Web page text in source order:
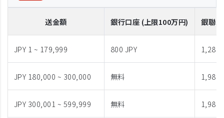
送金額 銀行口座 (上限100万円) 銀聯
JPY 1 ~ 179,999 800 JPY 1,280
JPY 180,000 ~ 300,000 無料 1,980
JPY 300,001 ~ 599,999 無料 1,980